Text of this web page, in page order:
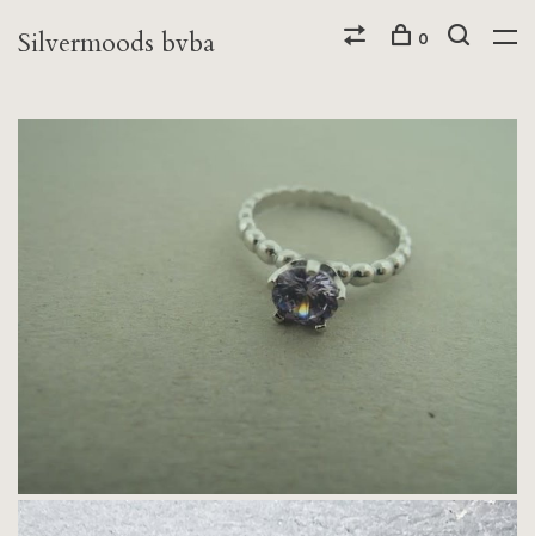
Silvermoods bvba 0